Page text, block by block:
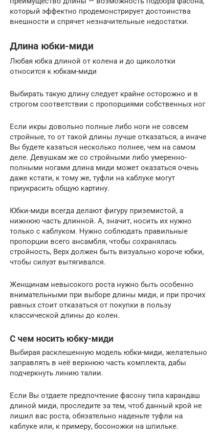
который эффектно продемонстрирует достоинства
внешности и спрячет незначительные недостатки.
Длина юбки-миди
Любая юбка длиной от колена и до щиколотки
относится к юбкам-миди
Выбирать такую длину следует крайне осторожно и в
строгом соответствии с пропорциями собственных ног
Если икры довольно полные либо ноги не совсем
стройные, то от такой длины лучше отказаться, а иначе
Вы будете казаться несколько полнее, чем на самом
деле. Девушкам же со стройными либо умеренно-
полными ногами длина миди может оказаться очень
даже кстати, к тому же, туфли на каблуке могут
приукрасить общую картину.
Юбки-миди всегда делают фигуру приземистой, а
нижнюю часть длинной. А, значит, носить их нужно
только с каблуком. Нужно соблюдать правильные
пропорции всего ансамбля, чтобы сохранялась
стройность, Верх должен быть визуально короче юбки,
чтобы силуэт вытягивался.
Женщинам невысокого роста нужно быть особенно
внимательными при выборе длины миди, и при прочих
равных стоит отказаться от покупки в пользу
классической длины до колен.
С чем носить юбку-миди
Выбирая расклешенную модель юбки-миди, желательно
заправлять в неё верхнюю часть комплекта, дабы
подчеркнуть линию талии.
Если Вы отдаете предпочтение фасону типа карандаш
длиной миди, проследите за тем, чтоб данный крой не
лишил вас роста, обязательно наденьте туфли на
каблуке или, к примеру, босоножки на шпильке.